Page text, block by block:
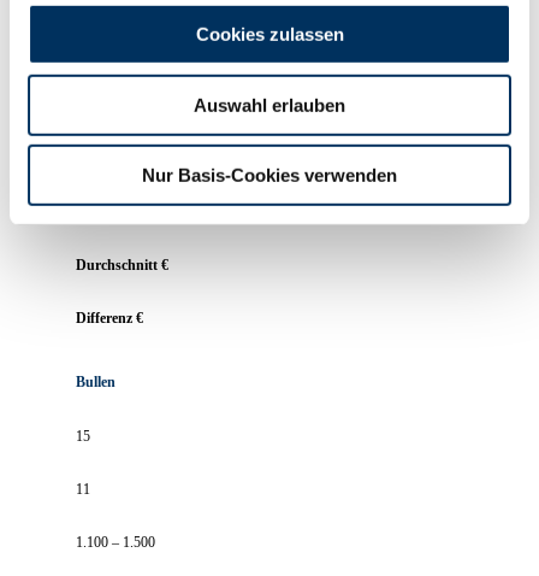
Cookies zulassen
Auswahl erlauben
Nur Basis-Cookies verwenden
www.ruweg.de. Gerd Grebener
Durchschnitt €
Differenz €
Bullen
15
11
1.100 – 1.500